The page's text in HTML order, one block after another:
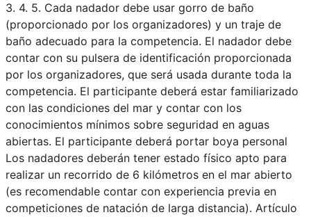
3. 4. 5. Cada nadador debe usar gorro de baño
(proporcionado por los organizadores) y un traje de
baño adecuado para la competencia. El nadador debe
contar con su pulsera de identificación proporcionada
por los organizadores, que será usada durante toda la
competencia. El participante deberá estar familiarizado
con las condiciones del mar y contar con los
conocimientos mínimos sobre seguridad en aguas
abiertas. El participante deberá portar boya personal
Los nadadores deberán tener estado físico apto para
realizar un recorrido de 6 kilómetros en el mar abierto
(es recomendable contar con experiencia previa en
competiciones de natación de larga distancia). Artículo